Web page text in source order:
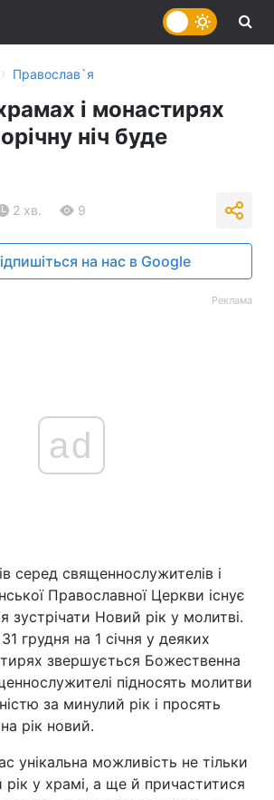
› Православ`я
і монастирях
ніч буде
2 хв. 9
на нас в Google
Реклама
ad
серед священнослужителів і
Православної Церкви існує
зустрічати Новий рік у молитві.
грудня на 1 січня у деяких
звершується Божественна
підносять молитви
за минулий рік і просять
рік новий.
унікальна можливість не тільки
рік у храмі, а ще й причаститися